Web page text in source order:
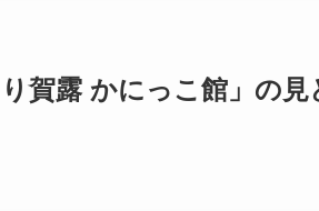
賀露 かにっこ館」の見